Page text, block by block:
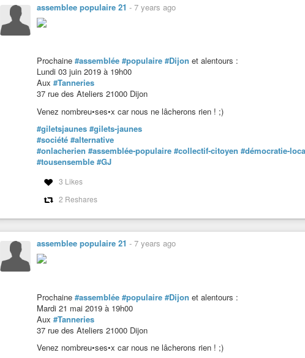
assemblee populaire 21 - 7 years ago
Prochaine #assemblée #populaire #Dijon et alentours :
Lundi 03 juin 2019 à 19h00
Aux #Tanneries
37 rue des Ateliers 21000 Dijon
Venez nombreu•ses•x car nous ne lâcherons rien ! ;)
#giletsjaunes #gilets-jaunes
#société #alternative
#onlacherien #assemblée-populaire #collectif-citoyen #démocratie-
#tousensemble #GJ
3 Likes
2 Reshares
assemblee populaire 21 - 7 years ago
Prochaine #assemblée #populaire #Dijon et alentours :
Mardi 21 mai 2019 à 19h00
Aux #Tanneries
37 rue des Ateliers 21000 Dijon
Venez nombreu•ses•x car nous ne lâcherons rien ! ;)